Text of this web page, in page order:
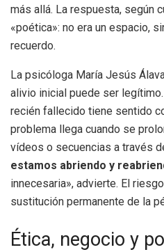
más allá. La respuesta, según
«poética»: no era un espacio,
recuerdo.
La psicóloga María Jesús
alivio inicial puede ser
recién fallecido tiene sentido
problema llega cuando se
vídeos o secuencias a través
estamos abriendo y
innecesaria», advierte. El
sustitución permanente de la
Ética, negocio y